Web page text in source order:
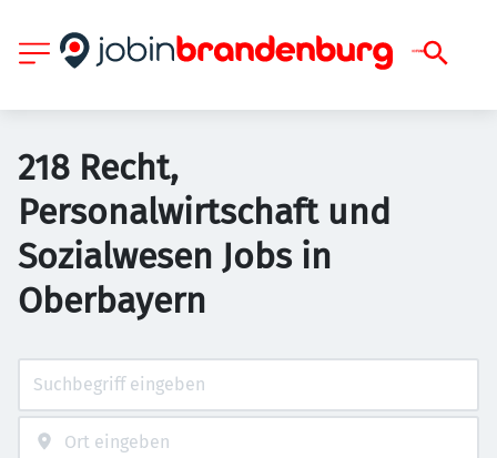
218 Recht,
Personalwirtschaft und
Sozialwesen Jobs in
Oberbayern